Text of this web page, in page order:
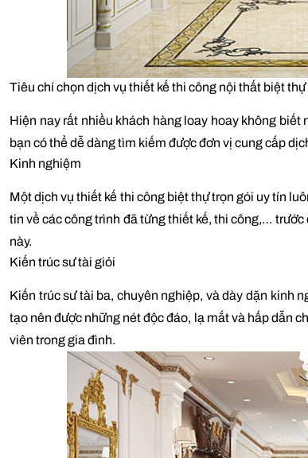
Tiêu chí chọn dịch vụ thiết kế thi công nội thất biệt
Hiện nay rất nhiều khách hàng loay hoay không
bạn có thể dễ dàng tìm kiếm được đơn vị cung cấp
Kinh nghiệm
Một dịch vụ thiết kế thi công biệt thự trọn gói uy tín
tin về các công trình đã từng thiết kế, thi công,…
này.
Kiến trúc sư tài giỏi
Kiến trúc sư tài ba, chuyên nghiệp, và dày dặn kinh
tạo nên được những nét độc đáo, lạ mắt và hấp dẫn
viên trong gia đình.